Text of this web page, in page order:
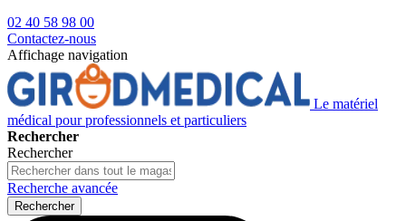
02 40 58 98 00
Contactez-nous
Affichage navigation
Le matériel
médical pour professionnels et particuliers
Rechercher
Rechercher
Recherche avancée
Rechercher